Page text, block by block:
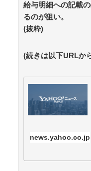
【芸能】松本人志
ル』、アメリカで初
合) NEW!
5chまとめMAP(総合)
定着させる」 国家
を受け / 5chまとめ
【今はやってない
ー協会が声明「現在
めMAP(総合) NEW!
おまとめアンテナ
を示唆 / おまとめア
給与明細への記載
るのが狙い。
(抜粋)
(続きは以下URLから
news.yahoo.co.jp